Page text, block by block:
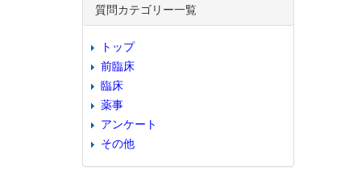
質問カテゴリー一覧
トップ
前臨床
臨床
薬事
アンケート
その他